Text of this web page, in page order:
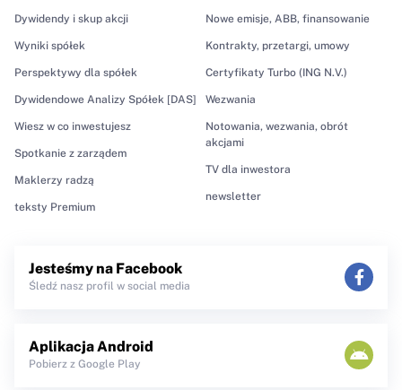
Dywidendy i skup akcji
Wyniki spółek
Perspektywy dla spółek
Dywidendowe Analizy Spółek [DAS]
Wiesz w co inwestujesz
Spotkanie z zarządem
Maklerzy radzą
teksty Premium
Nowe emisje, ABB, finansowanie
Kontrakty, przetargi, umowy
Certyfikaty Turbo (ING N.V.)
Wezwania
Notowania, wezwania, obrót
akcjami
TV dla inwestora
newsletter
Jesteśmy na Facebook
Śledź nasz profil w social media
Aplikacja Android
Pobierz z Google Play